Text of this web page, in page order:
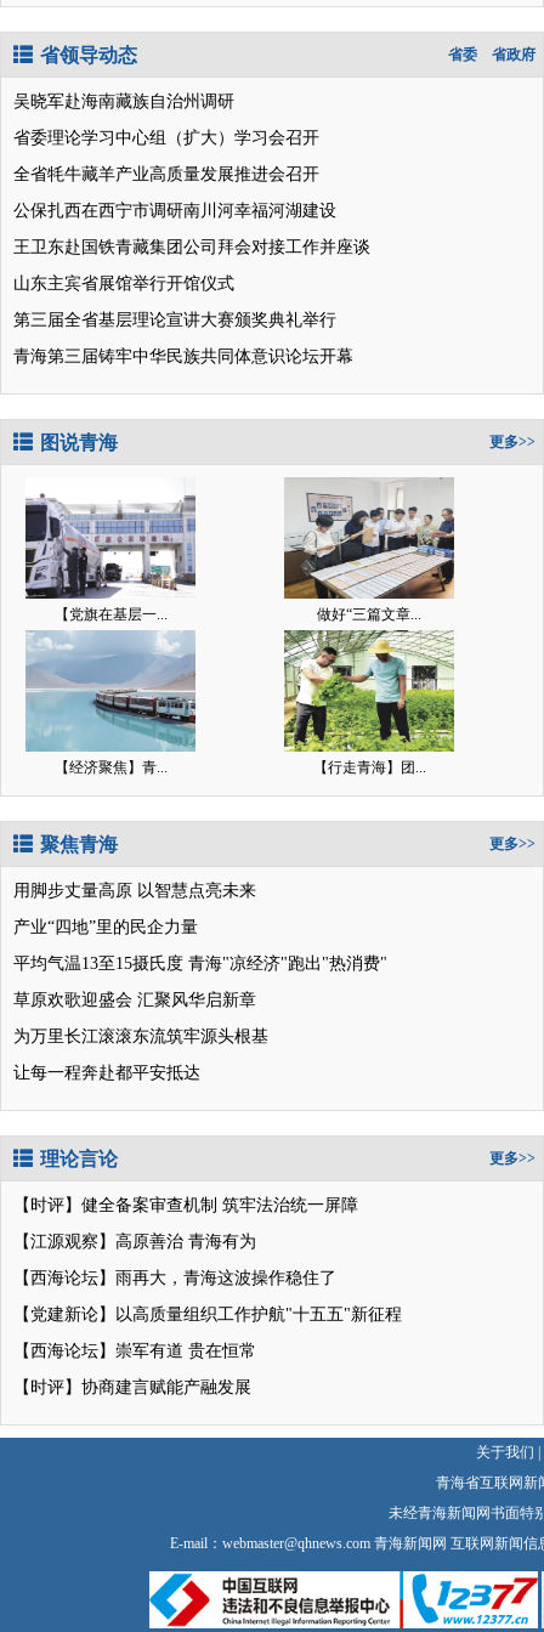
省领导动态 省政府
省委
吴晓军赴海南藏族自治州调研
省委理论学习中心组（扩大）学习会召开
全省牦牛藏羊产业高质量发展推进会召开
公保扎西在西宁市调研南川河幸福河湖建设
王卫东赴国铁青藏集团公司拜会对接工作并座谈
山东主宾省展馆举行开馆仪式
第三届全省基层理论宣讲大赛颁奖典礼举行
青海第三届铸牢中华民族共同体意识论坛开幕
图说青海 更多>>
【党旗在基层一... 做好“三篇文章...
【经济聚焦】青... 【行走青海】团...
聚焦青海 更多>>
用脚步丈量高原 以智慧点亮未来
产业“四地”里的民企力量
平均气温13至15摄氏度 青海"凉经济"跑出"热消费"
草原欢歌迎盛会 汇聚风华启新章
为万里长江滚滚东流筑牢源头根基
让每一程奔赴都平安抵达
理论言论 更多>>
【时评】健全备案审查机制 筑牢法治统一屏障
【江源观察】高原善治 青海有为
【西海论坛】雨再大，青海这波操作稳住了
【党建新论】以高质量组织工作护航"十五五"新征程
【西海论坛】崇军有道 贵在恒常
【时评】协商建言赋能产融发展
关于我们
青海省互联网
未经青海新闻网书面特
E-mail： webmaster@qhnews.com青海新闻网 互联网新闻信